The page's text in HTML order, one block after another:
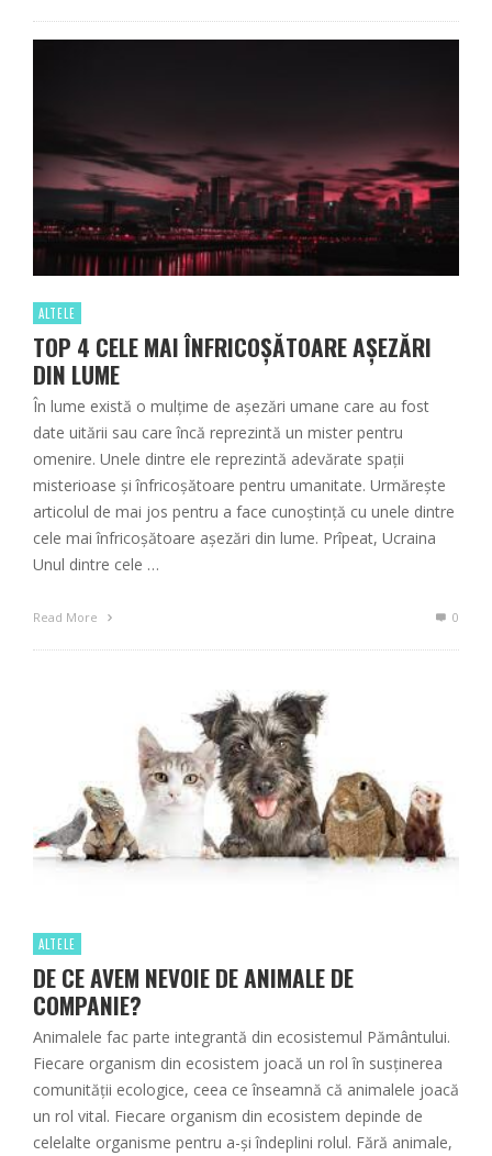
ALTELE
TOP 4 CELE MAI ÎNFRICOȘĂTOARE AȘEZĂRI
DIN LUME
În lume există o mulțime de așezări umane care au fost
date uitării sau care încă reprezintă un mister pentru
omenire. Unele dintre ele reprezintă adevărate spații
misterioase și înfricoșătoare pentru umanitate. Urmărește
articolul de mai jos pentru a face cunoștință cu unele dintre
cele mai înfricoșătoare așezări din lume. Prîpeat, Ucraina
Unul dintre cele …
Read More 0
ALTELE
DE CE AVEM NEVOIE DE ANIMALE DE
COMPANIE?
Animalele fac parte integrantă din ecosistemul Pământului.
Fiecare organism din ecosistem joacă un rol în susținerea
comunității ecologice, ceea ce înseamnă că animalele joacă
un rol vital. Fiecare organism din ecosistem depinde de
celelalte organisme pentru a-și îndeplini rolul. Fără animale,